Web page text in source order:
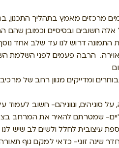
מרכזים מאמץ בתהליך התכנון,
חשובים ובסיסיים וכמובן שהם
התמונה דרוש לנו עד שלב אחד
הרבה פעמים לפני השלמת
ומדייקים מגוון רחב של
על סוגיהים, וגווניהם- חשוב
שמטרתם להאיר את המרחב
עיצובית לחלל ולשים לב שיש לנו
שינה זוגי- כדאי למקם גוף